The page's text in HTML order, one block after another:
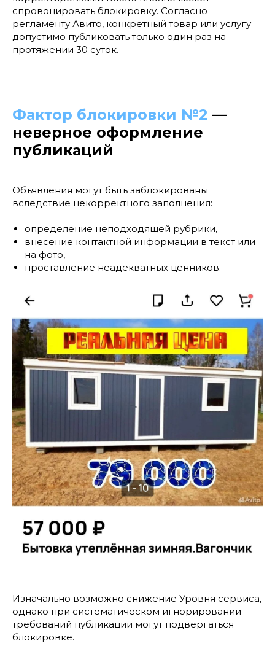
спровоцировать блокировку. Согласно
регламенту Авито, конкретный товар или услугу
допустимо публиковать только один раз на
протяжении 30 суток.
Фактор блокировки №2 —
неверное оформление
публикаций
Объявления могут быть заблокированы
вследствие некорректного заполнения:
определение неподходящей рубрики,
внесение контактной информации в текст или
на фото,
проставление неадекватных ценников.
Изначально возможно снижение Уровня сервиса,
однако при систематическом игнорировании
требований публикации могут подвергаться
блокировке.